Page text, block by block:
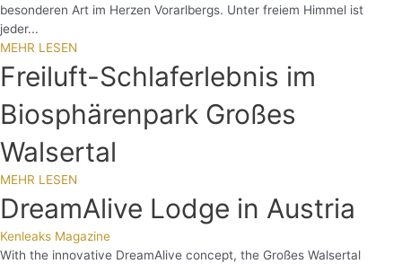
besonderen Art im Herzen Vorarlbergs. Unter freiem Himmel ist
jeder...
MEHR LESEN
Freiluft-Schlaferlebnis im
Biosphärenpark Großes
Walsertal
MEHR LESEN
DreamAlive Lodge in Austria
Kenleaks Magazine
With the innovative DreamAlive concept, the Großes Walsertal